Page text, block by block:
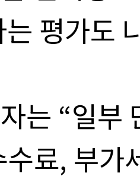
평가도
는 “일부
료, 부가